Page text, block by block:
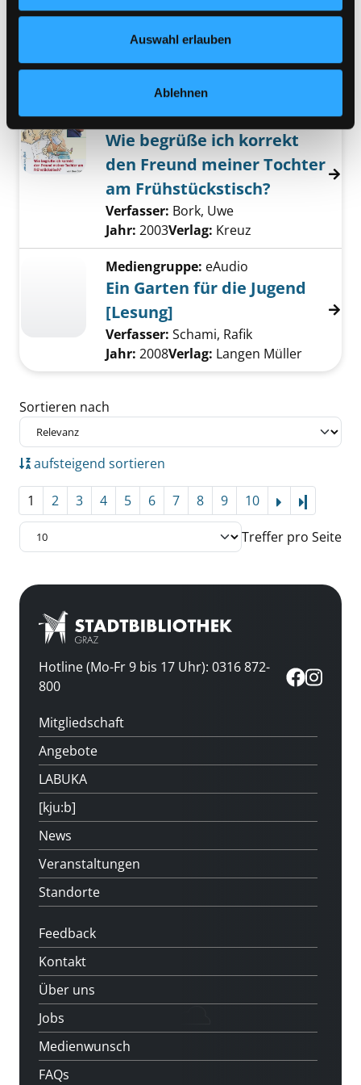
Nähere Informationen finden Sie in unserer
Auswahl erlauben
Ablehnen
Verfasser:Ochsenkühn, Claudia
Thiel, Monika M.Suche nach diesem
Mediengruppe:eAudio
Wie begrüße ich korrekt
den Freund meiner Tochter
am Frühstückstisch?
Verfasser: Bork, Uwe
Jahr: 2003Verlag: Kreuz
Mediengruppe: eAudio
Ein Garten für die Jugend
[Lesung]
Verfasser: Schami, Rafik
Jahr: 2008Verlag: Langen Müller
Zu den Suchfiltern springen
Sortieren nach
aufsteigend sortieren
1 2 3 4 5 6 7 8 9 10
Treffer pro Seite
Hotline (Mo-Fr 9 bis 17 Uhr): 0316 872-
800
Mitgliedschaft
Angebote
LABUKA
[kju:b]
News
Veranstaltungen
Standorte
Feedback
Kontakt
Über uns
Jobs
Medienwunsch
FAQs